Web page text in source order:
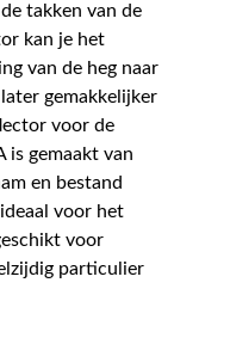
takken van de
kan je het
van de heg naar
gemakkelijker
voor de
is gemaakt van
en bestand
voor het
voor
particulier